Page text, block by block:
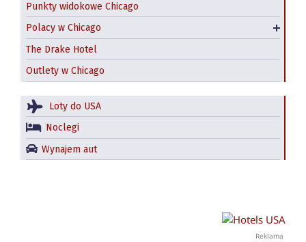
Punkty widokowe Chicago
Polacy w Chicago
Polskie restauracje w Chicago
Jackowo – nadal polska dzielnica Chicago?
The Drake Hotel
Outlety w Chicago
Loty do USA
Noclegi
Wynajem aut
Reklama